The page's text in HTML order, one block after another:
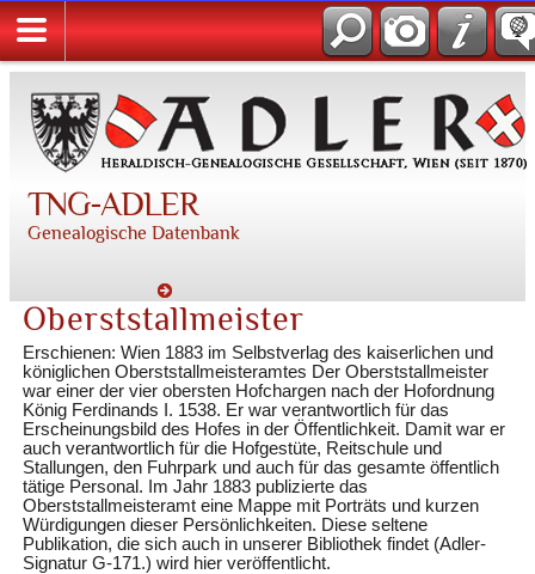
TNG-ADLER
Genealogische Datenbank
Oberststallmeister
Erschienen: Wien 1883 im Selbstverlag des kaiserlichen und
königlichen Oberststallmeisteramtes Der Oberststallmeister
war einer der vier obersten Hofchargen nach der Hofordnung
König Ferdinands I. 1538. Er war verantwortlich für das
Erscheinungsbild des Hofes in der Öffentlichkeit. Damit war er
auch verantwortlich für die Hofgestüte, Reitschule und
Stallungen, den Fuhrpark und auch für das gesamte öffentlich
tätige Personal. Im Jahr 1883 publizierte das
Oberststallmeisteramt eine Mappe mit Porträts und kurzen
Würdigungen dieser Persönlichkeiten. Diese seltene
Publikation, die sich auch in unserer Bibliothek findet (Adler-
Signatur G-171.) wird hier veröffentlicht.